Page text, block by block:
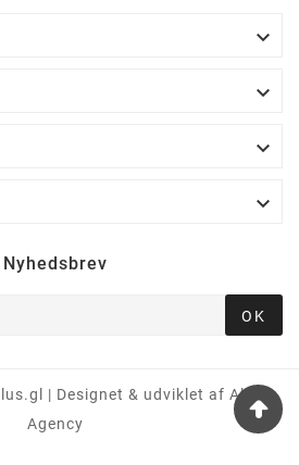




Nyhedsbrev
OK
| Designet & udviklet af Alpha
Agency